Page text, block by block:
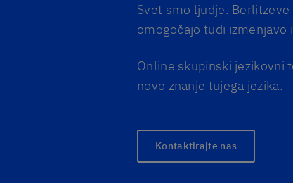
Svet smo ljudje.
omogočajo tudi izmenjavo
Online skupinski jezikovni
novo znanje tujega jezika.
Kontaktirajte nas